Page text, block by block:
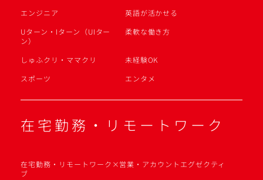
エンジニア
英語が活かせる
Uターン・Iターン（UIター
ン）
柔軟な働き方
しゅふクリ・ママクリ
未経験OK
スポーツ
エンタメ
在宅勤務・リモートワーク
在宅勤務・リモートワーク×営業・アカウントエグゼクティ
ブ